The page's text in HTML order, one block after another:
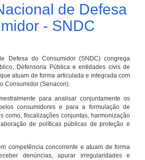
de Defesa
- SNDC
Defesa do Consumidor (SNDC) congrega
Defensoria Pública e entidades civis de
atuam de forma articulada e integrada com
Consumidor (Senacon).
para analisar conjuntamente os
consumidores e para a formulação de
como, fiscalizações conjuntas, harmonização
de políticas públicas de proteção e
competência concorrente e atuam de forma
denúncias, apurar irregularidades e